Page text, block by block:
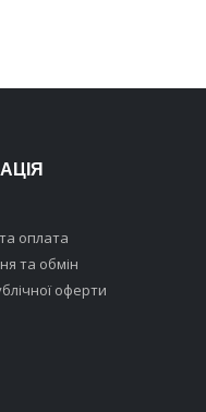
оплата
та обмін
оферти